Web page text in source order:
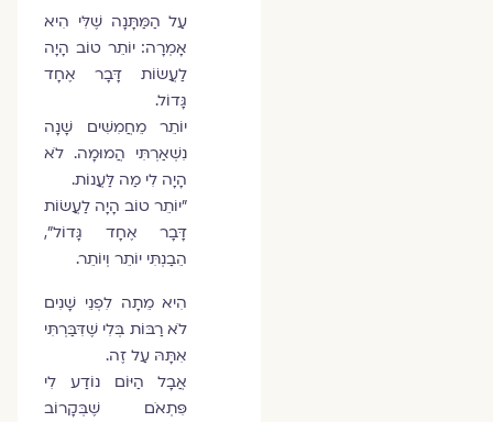
עַל הַמַּתָּנָה שֶׁלִּי הִיא
אָמְרָה: יוֹתֵר טוֹב הָיָה
לַעֲשׂוֹת דָּבָר אֶחָד
גָּדוֹל.
יוֹתֵר מֵחֲמִשִּׁים שָׁנָה
נִשְׁאַרְתִּי הֲמוּמָה. לֹא
הָיָה לִי מַה לַּעֲנוֹת.
"יוֹתֵר טוֹב הָיָה לַעֲשׂוֹת
דָּבָר אֶחָד גָּדוֹל",
הֵבַנְתִּי יוֹתֵר וְיוֹתֵר.
הִיא מֵתָה לִפְנֵי שָׁנִים
לֹא רַבּוֹת בְּלִי שֶׁדִּבַּרְתִּי
אִתָּהּ עַל זֶה.
אֲבָל הַיּוֹם נוֹדַע לִי
פִּתְאֹם שֶׁבְּקָרוֹב